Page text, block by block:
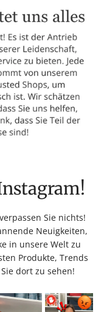
Sie nichts!
Neuigkeiten,
in unsere Welt zu
Produkte, Trends
dort zu sehen!